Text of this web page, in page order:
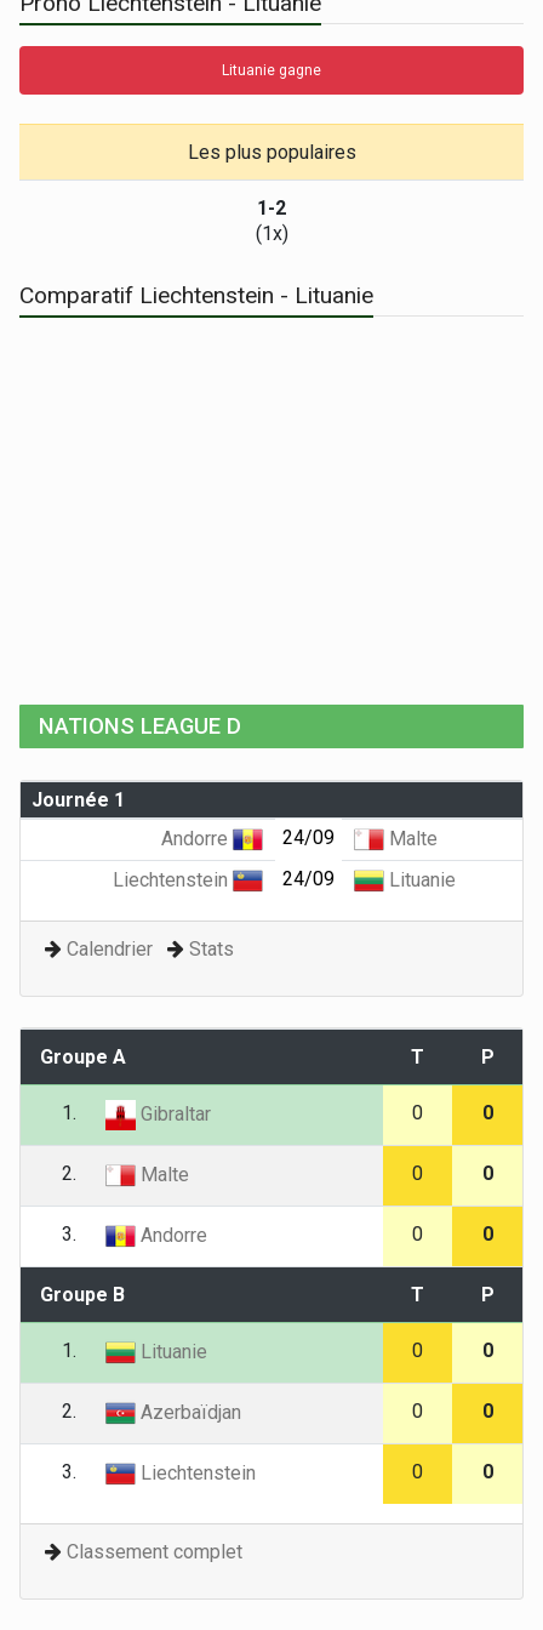
Lituanie gagne
Les plus populaires
1-2
(1x)
Comparatif Liechtenstein - Lituanie
NATIONS LEAGUE D
Journée 1
Andorre
24/09
Malte
Liechtenstein
24/09 Lituanie
Calendrier Stats
Groupe A T P
1. Gibraltar 0 0
2. Malte 0 0
3. Andorre 0 0
Groupe B T P
1. Lituanie 0 0
2. Azerbaïdjan 0 0
3. Liechtenstein 0 0
Classement complet